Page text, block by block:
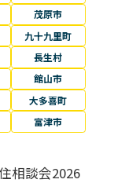
茂原市
九十九里町
長生村
館山市
大多喜町
富津市
相談会2026